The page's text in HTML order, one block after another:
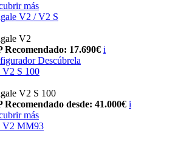
más
V2 / V2 S
V2
Recomendado: 17.690€ i
Descúbrela
V2 S 100
V2 S 100
Recomendado desde: 41.000€ i
más
V2 MM93